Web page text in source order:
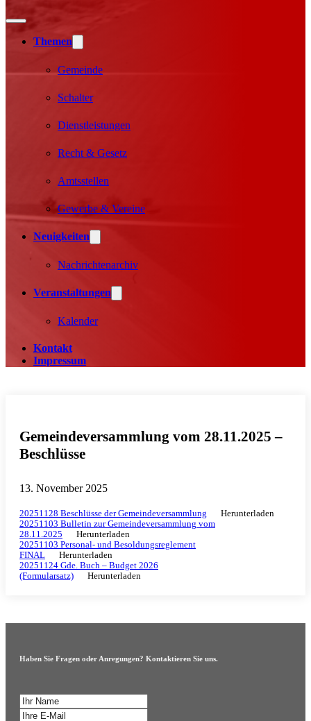
Themen
Gemeinde
Schalter
Dienstleistungen
Recht & Gesetz
Amtsstellen
Gewerbe & Vereine
Neuigkeiten
Nachrichtenarchiv
Veranstaltungen
Kalender
Kontakt
Impressum
Gemeindeversammlung vom 28.11.2025 –
Beschlüsse
13. November 2025
20251128 Beschlüsse der Gemeindeversammlung
Herunterladen
20251103 Bulletin zur Gemeindeversammlung vom
28.11.2025
Herunterladen
20251103 Personal- und Besoldungsreglement
FINAL
Herunterladen
20251124 Gde. Buch – Budget 2026
(Formularsatz)
Herunterladen
Haben Sie Fragen oder Anregungen? Kontaktieren Sie uns.